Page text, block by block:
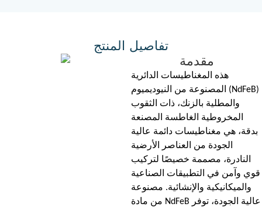
تفاصيل المنتج
مقدمة
هذه المغناطيسات الدائرية
المصنوعة من النيوديميوم (NdFeB)
والمطلية بالزنك، ذات الثقوب
المخروطية الغاطسة المصنعة
بدقة، هي مغناطيسات دائمة عالية
الجودة من العناصر الأرضية
النادرة، مصممة خصيصًا لتركيب
قوي وآمن في التطبيقات الصناعية
والميكانيكية والإنشائية. مصنوعة
من مادة NdFeB عالية الجودة، توفر